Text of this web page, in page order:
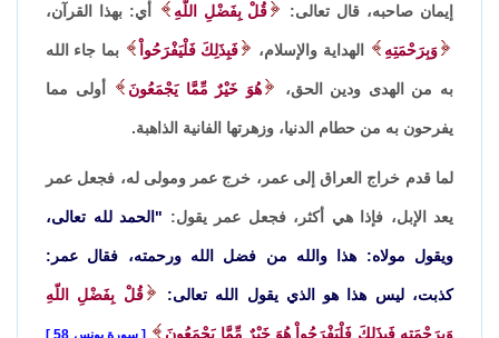
إيمان صاحبه، قال تعالى: قُلْ بِفَضْلِ اللّهِ أي: بهذا القرآن،
وَبِرَحْمَتِهِ الهداية والإسلام، فَبِذَلِكَ فَلْيَفْرَحُواْ بما جاء الله
به من الهدى ودين الحق، هُوَ خَيْرٌ مِّمَّا يَجْمَعُونَ أولى مما
يفرحون به من حطام الدنيا، وزهرتها الفانية الذاهبة.
لما قدم خراج العراق إلى عمر، خرج عمر ومولى له، فجعل عمر
يعد الإبل، فإذا هي أكثر، فجعل عمر يقول: "الحمد لله تعالى،
ويقول مولاه: هذا والله من فضل الله ورحمته، فقال عمر:
كذبت، ليس هذا هو الذي يقول الله تعالى: قُلْ بِفَضْلِ اللّهِ
وَبِرَحْمَتِهِ فَبِذَلِكَ فَلْيَفْرَحُواْ هُوَ خَيْرٌ مِّمَّا يَجْمَعُونَ سورة يونس 58